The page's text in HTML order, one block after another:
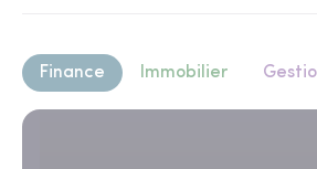
Finance Immobilier